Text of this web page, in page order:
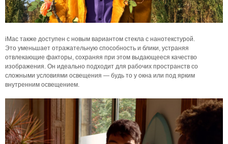
iMac также доступен с новым вариантом стекла с нанотекстурой.
Это уменьшает отражательную способность и блики, устраняя
отвлекающие факторы, сохраняя при этом выдающееся качество
изображения. Он идеально подходит для рабочих пространств со
сложными условиями освещения — будь то у окна или под ярким
внутренним освещением.